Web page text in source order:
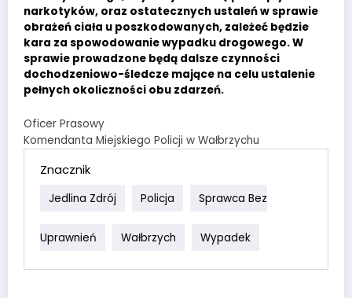
narkotyków, oraz ostatecznych ustaleń w sprawie
obrażeń ciała u poszkodowanych, zależeć będzie
kara za spowodowanie wypadku drogowego. W
sprawie prowadzone będą dalsze czynności
dochodzeniowo-śledcze mające na celu ustalenie
pełnych okoliczności obu zdarzeń.
Oficer Prasowy
Komendanta Miejskiego Policji w Wałbrzychu
Znacznik
Jedlina Zdrój Policja Sprawca Bez
Uprawnień Wałbrzych Wypadek